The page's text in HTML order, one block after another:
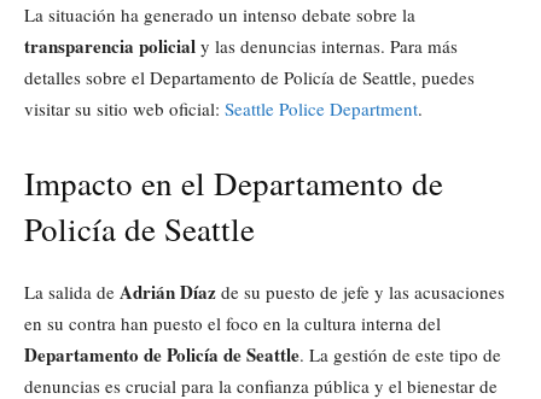
La situación ha generado un intenso debate sobre la
transparencia policial y las denuncias internas. Para más
detalles sobre el Departamento de Policía de Seattle, puedes
visitar su sitio web oficial: Seattle Police Department.
Impacto en el Departamento de
Policía de Seattle
La salida de Adrián Díaz de su puesto de jefe y las acusaciones
en su contra han puesto el foco en la cultura interna del
Departamento de Policía de Seattle. La gestión de este tipo de
denuncias es crucial para la confianza pública y el bienestar de